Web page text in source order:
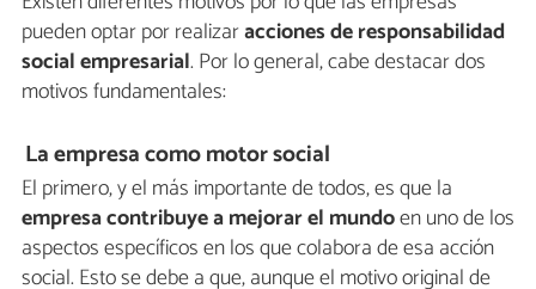
pueden optar por realizaracciones de responsabilidad
social empresarial. Por lo general, cabe destacar dos
motivos fundamentales:
La empresa como motor social
El primero, y el más importante de todos, es que la
empresa contribuye a mejorar el mundoen uno de los
aspectos específicos en los que colabora de esa acción
social. Esto se debe a que, aunque el motivo original de